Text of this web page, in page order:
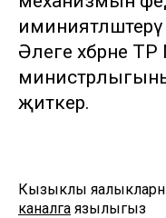
иминиятләштерү
Әлеге хәбәрне ТР
җиткерә.
Кызыклы
каналга язылыгыз